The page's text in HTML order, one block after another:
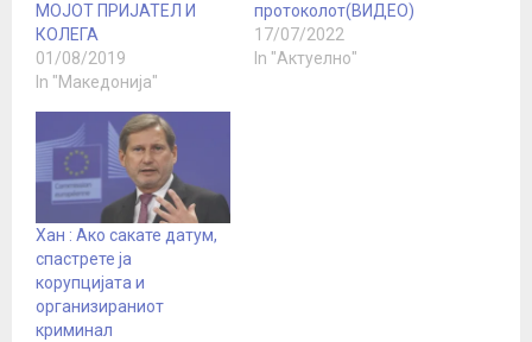
МОЈОТ ПРИЈАТЕЛ И
КОЛЕГА
01/08/2019
In "Македонија"
протоколот(ВИДЕО)
17/07/2022
In "Актуелно"
Хан : Ако сакате датум,
спастрете ја
корупцијата и
организираниот
криминал